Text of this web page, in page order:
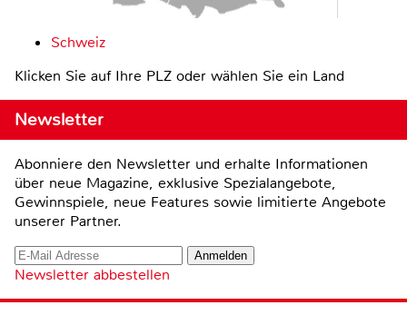
Schweiz
Klicken Sie auf Ihre PLZ oder wählen Sie ein Land
Newsletter
Abonniere den Newsletter und erhalte Informationen
über neue Magazine, exklusive Spezialangebote,
Gewinnspiele, neue Features sowie limitierte Angebote
unserer Partner.
Newsletter abbestellen